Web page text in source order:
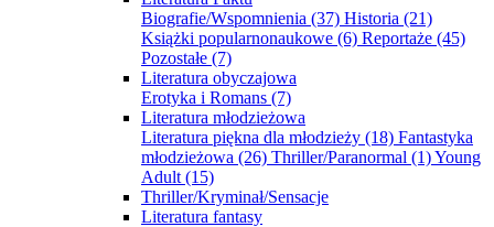
Biografie/Wspomnienia (37) Historia (21)
Książki popularnonaukowe (6) Reportaże (45)
Pozostałe (7)
Literatura obyczajowa
Erotyka i Romans (7)
Literatura młodzieżowa
Literatura piękna dla młodzieży (18) Fantastyka
młodzieżowa (26) Thriller/Paranormal (1)Young
Adult (15)
Thriller/Kryminał/Sensacje
Literatura fantasy